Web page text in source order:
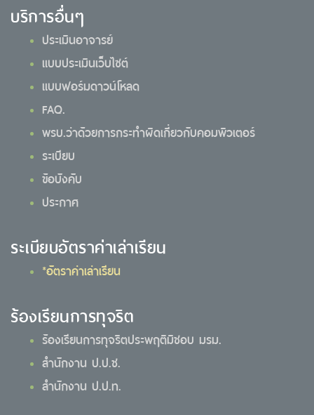
บริการอื่นๆ
ประเมินอาจารย์
แบบประเมินเว็บไซต์
แบบฟอร์มดาวน์โหลด
FAQ.
พรบ.ว่าด้วยการกระทำผิดเกี่ยวกับคอมพิวเตอร์
ระเบียบ
ข้อบังคับ
ประกาศ
ระเบียบอัตราค่าเล่าเรียน
*อัตราค่าเล่าเรียน
ร้องเรียนการทุจริต
ร้องเรียนการทุจริตประพฤติมิชอบ มรม.
สำนักงาน ป.ป.ช.
สำนักงาน ป.ป.ท.